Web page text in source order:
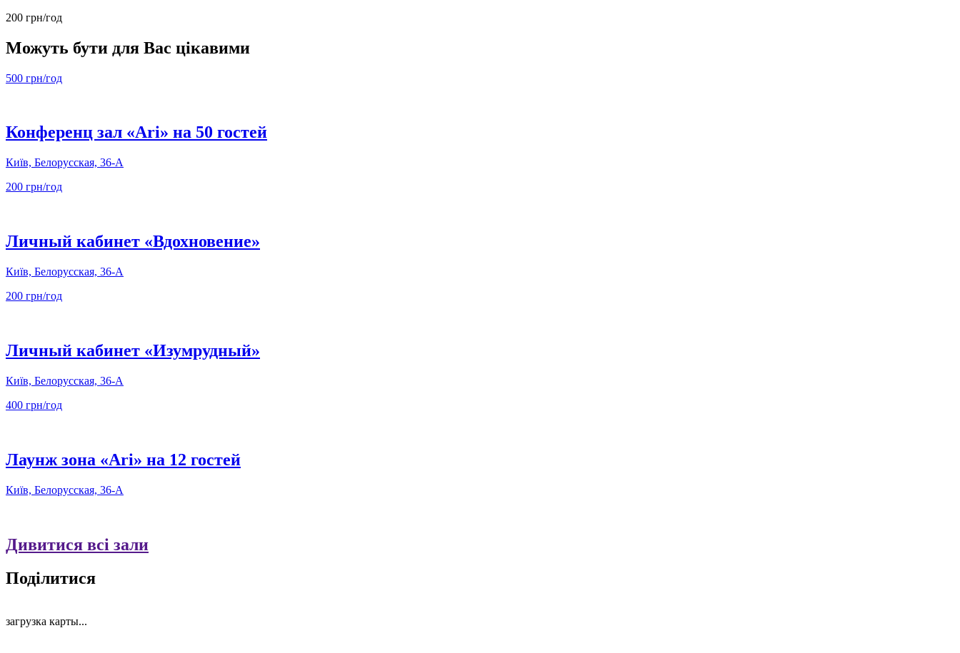
200 грн/год
Можуть бути для Вас цікавими
500 грн/год
Конференц зал «Ari» на 50 гостей
Київ, Белорусская, 36-А
200 грн/год
Личный кабинет «Вдохновение»
Київ, Белорусская, 36-А
200 грн/год
Личный кабинет «Изумрудный»
Київ, Белорусская, 36-А
400 грн/год
Лаунж зона «Ari» на 12 гостей
Київ, Белорусская, 36-А
Дивитися всі зали
Поділитися
загрузка карты...